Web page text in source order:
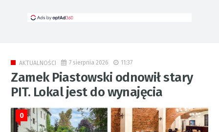
AKTUALNOŚCI 7 sierpnia 2026 11:37
Zamek Piastowski odnowił stary
PIT. Lokal jest do wynajęcia
0